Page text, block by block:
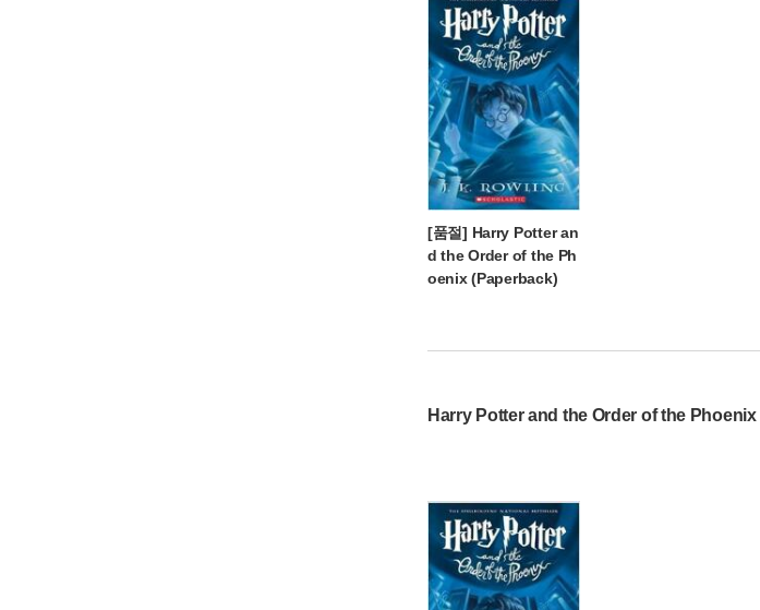
[품절] Harry Potter an
d the Order of the Ph
oenix (Paperback)
Harry Potter and the Order of the Phoenix